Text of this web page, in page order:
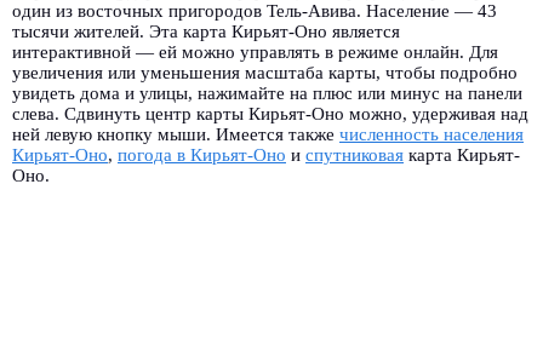
один из восточных пригородов Тель-Авива. Население — 43
тысячи жителей. Эта карта Кирьят-Оно является
интерактивной — ей можно управлять в режиме онлайн. Для
увеличения или уменьшения масштаба карты, чтобы подробно
увидеть дома и улицы, нажимайте на плюс или минус на панели
слева. Сдвинуть центр карты Кирьят-Оно можно, удерживая над
ней левую кнопку мыши. Имеется также численность населения
Кирьят-Оно, погода в Кирьят-Оно и спутниковая карта Кирьят-
Оно.